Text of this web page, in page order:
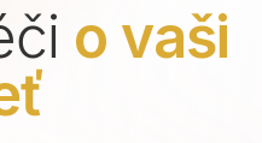
o vaši